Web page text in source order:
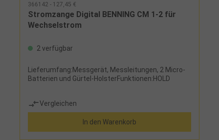
366142 - 127,45 €
Stromzange Digital BENNING CM 1-2 für
Wechselstrom
2 verfügbar
Lieferumfang:Messgerät, Messleitungen, 2 Micro-
Batterien und Gürtel-HolsterFunktionen:HOLD
Vergleichen
In den Warenkorb